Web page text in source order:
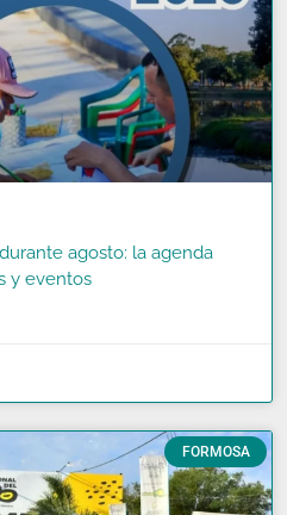
agosto: la agenda
y eventos
FORMOSA